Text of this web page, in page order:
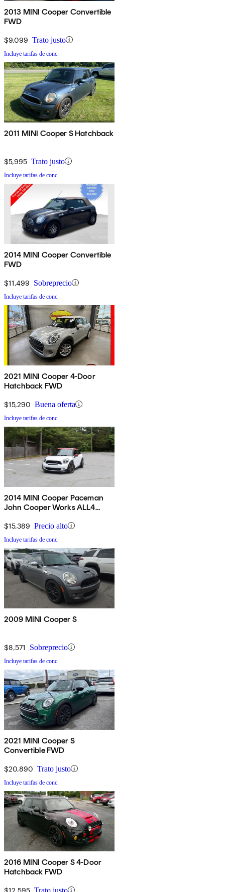
2013 MINI Cooper Convertible
FWD
$9,099 Trato justo
Incluye tarifas de conc.
2011 MINI Cooper S Hatchback
$5,995 Trato justo
Incluye tarifas de conc.
2014 MINI Cooper Convertible
FWD
$11,499 Sobreprecio
Incluye tarifas de conc.
2021 MINI Cooper 4-Door
Hatchback FWD
$15,290 Buena oferta
Incluye tarifas de conc.
2014 MINI Cooper Paceman
John Cooper Works ALL4
$15,389 Precio alto
Incluye tarifas de conc.
2009 MINI Cooper S
$8,571 Sobreprecio
Incluye tarifas de conc.
2021 MINI Cooper S
Convertible FWD
$20,890 Trato justo
Incluye tarifas de conc.
2016 MINI Cooper S 4-Door
Hatchback FWD
$12,595 Trato justo